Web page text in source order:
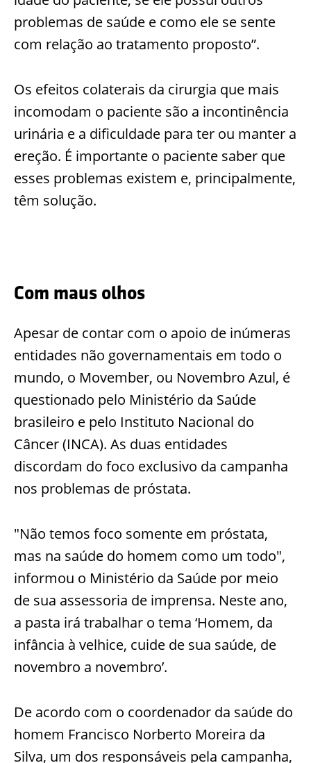
problemas de saúde e como ele se sente
com relação ao tratamento proposto”.
Os efeitos colaterais da cirurgia que mais
incomodam o paciente são a incontinência
urinária e a dificuldade para ter ou manter a
ereção. É importante o paciente saber que
esses problemas existem e, principalmente,
têm solução.
Com maus olhos
Apesar de contar com o apoio de inúmeras
entidades não governamentais em todo o
mundo, o Movember, ou Novembro Azul, é
questionado pelo Ministério da Saúde
brasileiro e pelo Instituto Nacional do
Câncer (INCA). As duas entidades
discordam do foco exclusivo da campanha
nos problemas de próstata.
"Não temos foco somente em próstata,
mas na saúde do homem como um todo",
informou o Ministério da Saúde por meio
de sua assessoria de imprensa. Neste ano,
a pasta irá trabalhar o tema ‘Homem, da
infância à velhice, cuide de sua saúde, de
novembro a novembro’.
De acordo com o coordenador da saúde do
homem Francisco Norberto Moreira da
Silva, um dos responsáveis pela campanha,